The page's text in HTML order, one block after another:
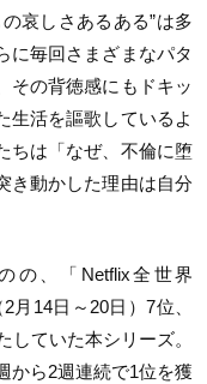
哀しさあるある”は多
に毎回さまざまなパタ
その背徳感にもドキッ
生活を謳歌しているよ
ちは「なぜ、不倫に堕
き動かした理由は自分
の、「Netflix全世界
月14日～20日）7位、
していた本シリーズ。
から2週連続で1位を獲